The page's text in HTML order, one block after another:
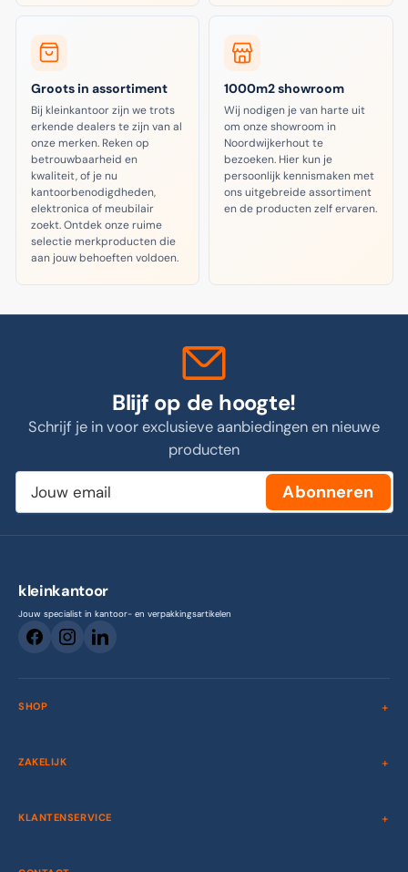
Groots in assortiment
Bij kleinkantoor zijn we trots
erkende dealers te zijn van al
onze merken. Reken op
betrouwbaarheid en
kwaliteit, of je nu
kantoorbenodigdheden,
elektronica of meubilair
zoekt. Ontdek onze ruime
selectie merkproducten die
aan jouw behoeften voldoen.
1000m2 showroom
Wij nodigen je van harte uit
om onze showroom in
Noordwijkerhout te
bezoeken. Hier kun je
persoonlijk kennismaken met
ons uitgebreide assortiment
en de producten zelf ervaren.
Blijf op de hoogte!
Schrijf je in voor exclusieve aanbiedingen en nieuwe
producten
Jouw
email
Abonneren
kleinkantoor
Jouw specialist in kantoor- en verpakkingsartikelen
SHOP
ZAKELIJK
KLANTENSERVICE